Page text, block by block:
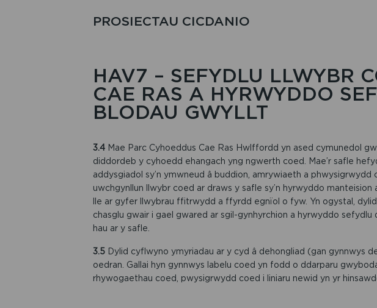
PROSIECTAU CICDANIO
HAV7 – SEFYDLU LLWYBR
CAE RAS A HYRWYDDO
BLODAU GWYLLT
3.4Mae Parc Cyhoeddus Cae Ras Hwlffordd yn ased cymunedol
diddordeb y cyhoedd ehangach yng ngwerth coed. Mae’r safle
addysgiadol sy’n ymwneud â buddion, amrywiaeth a
uwchgynllun llwybr coed ar draws y safle sy’n hyrwyddo
lle ar gyfer llwybrau ffitrwydd a ffyrdd egnïol o fyw. Yn ogystal,
chasglu gwair i gael gwared ar sgil-gynhyrchion a hyrwyddo
hau ar y safle.
3.5 Dylid cyflwyno ymyriadau ar y cyd â dehongliad (gan gynnwys
oedran. Gallai hyn gynnwys labelu coed yn fodd o ddarparu
rhywogaethau coed, pwysigrwydd coed i liniaru newid yn yr